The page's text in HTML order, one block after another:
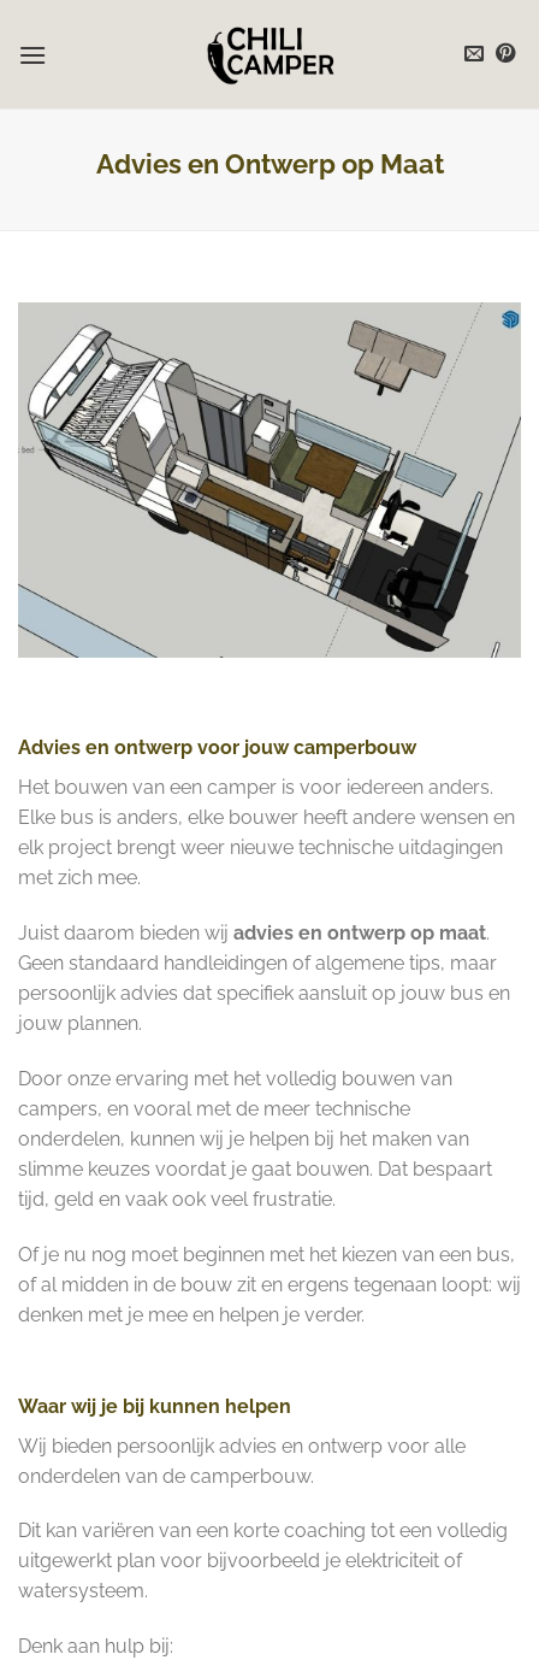
naar
Advies en Ontwerp op Maat
Advies en ontwerp voor jouw camperbouw
Het bouwen van een camper is voor iedereen anders.
Elke bus is anders, elke bouwer heeft andere wensen en
elk project brengt weer nieuwe technische uitdagingen
met zich mee.
Juist daarom bieden wij advies en ontwerp op maat.
Geen standaard handleidingen of algemene tips, maar
persoonlijk advies dat specifiek aansluit op jouw bus en
jouw plannen.
Door onze ervaring met het volledig bouwen van
campers, en vooral met de meer technische
onderdelen, kunnen wij je helpen bij het maken van
slimme keuzes voordat je gaat bouwen. Dat bespaart
tijd, geld en vaak ook veel frustratie.
Of je nu nog moet beginnen met het kiezen van een bus,
of al midden in de bouw zit en ergens tegenaan loopt: wij
denken met je mee en helpen je verder.
Waar wij je bij kunnen helpen
Wij bieden persoonlijk advies en ontwerp voor alle
onderdelen van de camperbouw.
Dit kan variëren van een korte coaching tot een volledig
uitgewerkt plan voor bijvoorbeeld je elektriciteit of
watersysteem.
Denk aan hulp bij: